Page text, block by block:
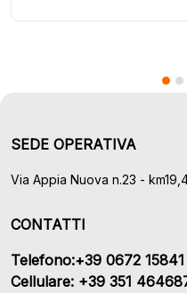
SEDE OPERATIVA
Via Appia Nuova n.23 -
CONTATTI
Telefono:+39 0672 15841
Cellulare: +39 351